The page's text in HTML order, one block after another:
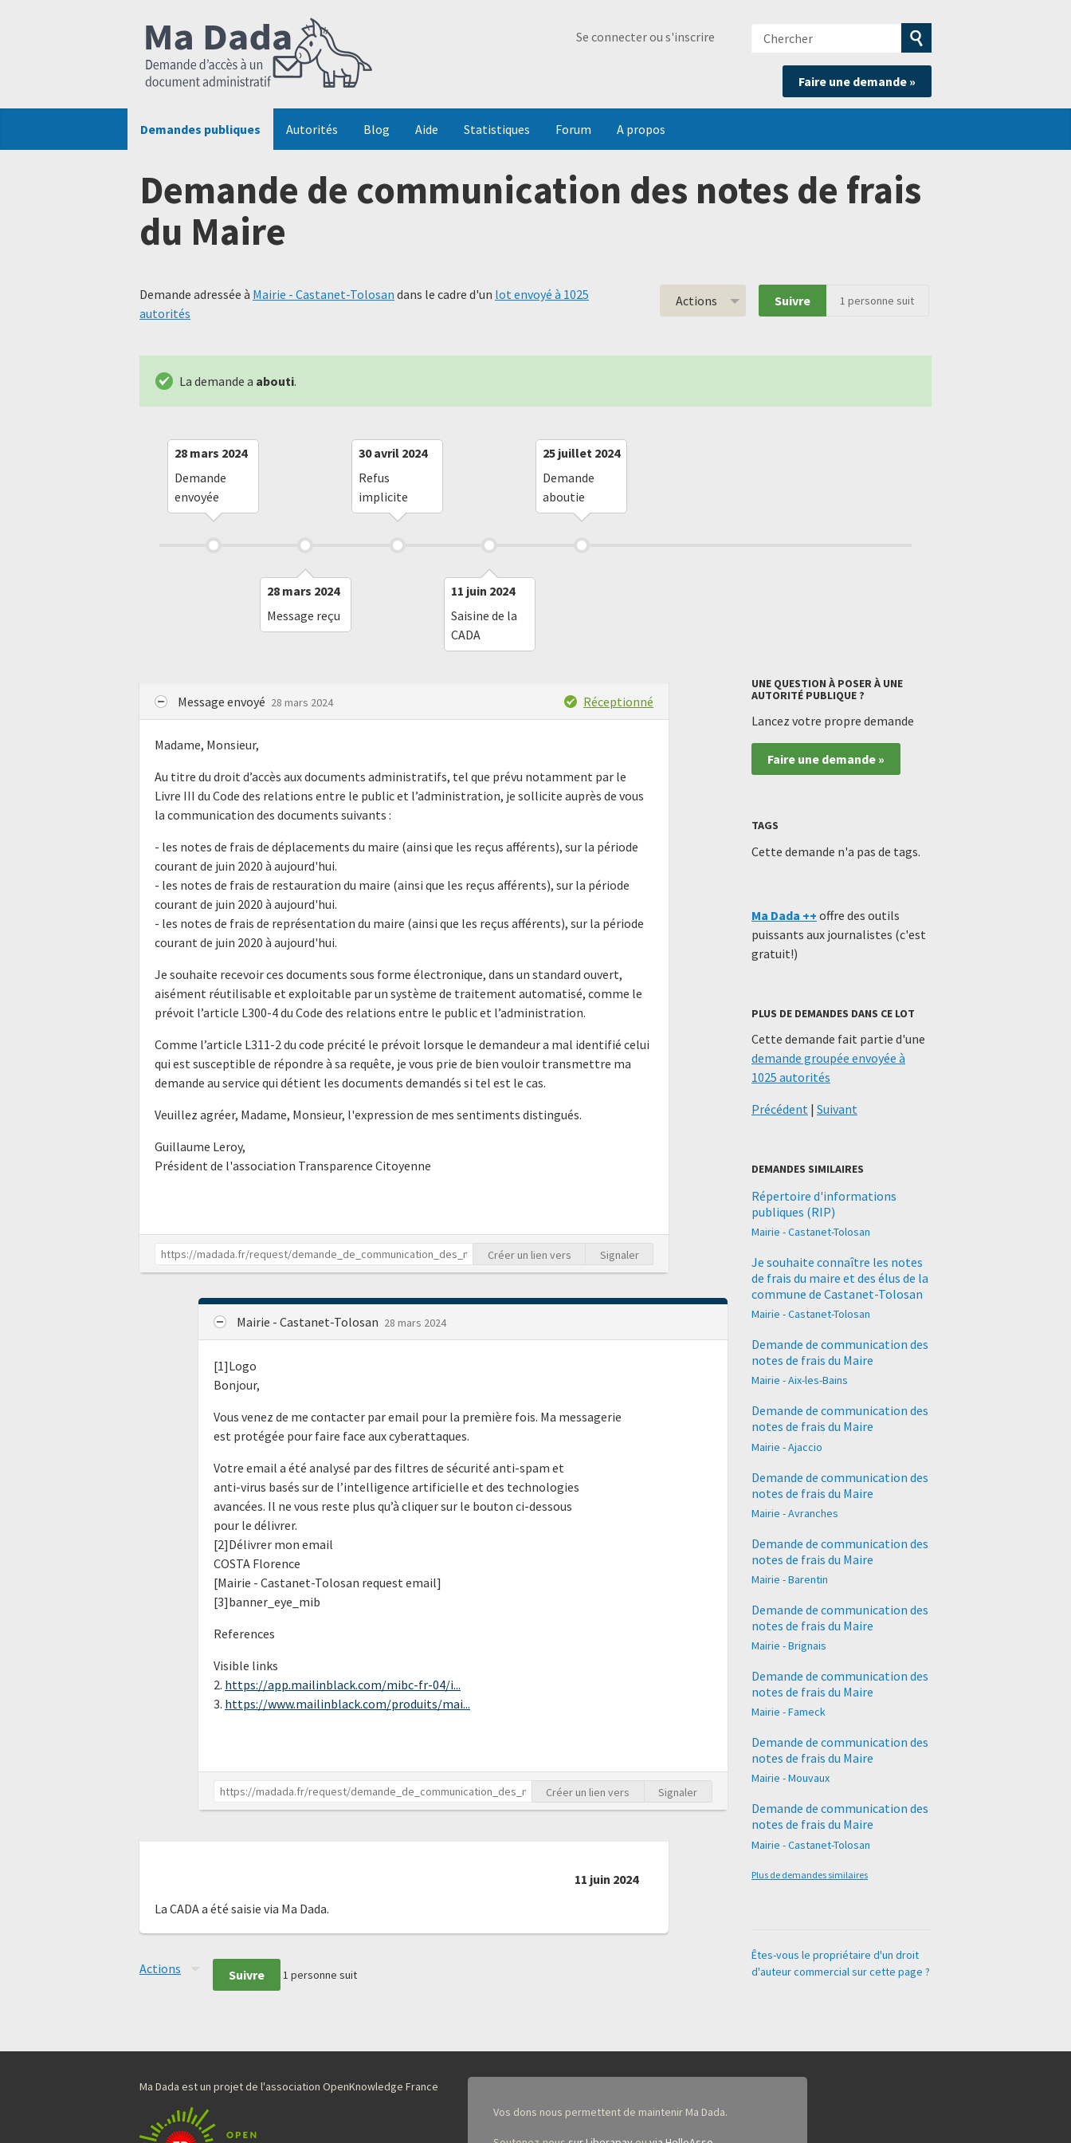
Se connecter ou s'inscrire
Chercher
Soumettre
la
recherche
Faire une demande »
Demandes publiques Autorités Blog Aide Statistiques Forum A propos
Demande de communication des notes de frais
du Maire
Demande adressée à Mairie - Castanet-Tolosan dans le cadre d'un lot envoyé à 1025
autorités
Actions Suivre 1 personne suit
La demande a abouti.
28 mars 2024
Demande
envoyée
28 mars 2024
Message reçu
30 avril 2024
Refus
implicite
11 juin 2024
Saisine de la
CADA
25 juillet 2024
Demande
aboutie
Message envoyé 28 mars 2024 Réceptionné
Madame, Monsieur,
Au titre du droit d’accès aux documents administratifs, tel que prévu notamment par le
Livre III du Code des relations entre le public et l’administration, je sollicite auprès de vous
la communication des documents suivants :
- les notes de frais de déplacements du maire (ainsi que les reçus afférents), sur la période
courant de juin 2020 à aujourd'hui.
- les notes de frais de restauration du maire (ainsi que les reçus afférents), sur la période
courant de juin 2020 à aujourd'hui.
- les notes de frais de représentation du maire (ainsi que les reçus afférents), sur la période
courant de juin 2020 à aujourd'hui.
Je souhaite recevoir ces documents sous forme électronique, dans un standard ouvert,
aisément réutilisable et exploitable par un système de traitement automatisé, comme le
prévoit l’article L300-4 du Code des relations entre le public et l’administration.
Comme l’article L311-2 du code précité le prévoit lorsque le demandeur a mal identifié celui
qui est susceptible de répondre à sa requête, je vous prie de bien vouloir transmettre ma
demande au service qui détient les documents demandés si tel est le cas.
Veuillez agréer, Madame, Monsieur, l'expression de mes sentiments distingués.
Guillaume Leroy,
Président de l'association Transparence Citoyenne
Créer un lien vers Signaler
Mairie - Castanet-Tolosan 28 mars 2024
[1]Logo
Bonjour,
Vous venez de me contacter par email pour la première fois. Ma messagerie
est protégée pour faire face aux cyberattaques.
Votre email a été analysé par des filtres de sécurité anti-spam et
anti-virus basés sur de l’intelligence artificielle et des technologies
avancées. Il ne vous reste plus qu’à cliquer sur le bouton ci-dessous
pour le délivrer.
[2]Délivrer mon email
COSTA Florence
[Mairie - Castanet-Tolosan request email]
[3]banner_eye_mib
References
Visible links
2. https://app.mailinblack.com/mibc-fr-04/i...
3. https://www.mailinblack.com/produits/mai...
Créer un lien vers Signaler
11 juin 2024
La CADA a été saisie via Ma Dada.
Actions Suivre 1 personne suit
UNE QUESTION À POSER À UNE
AUTORITÉ PUBLIQUE ?
Lancez votre propre demande
Faire une demande »
TAGS
Cette demande n'a pas de tags.
Ma Dada ++ offre des outils
puissants aux journalistes (c'est
gratuit!)
PLUS DE DEMANDES DANS CE LOT
Cette demande fait partie d'une
demande groupée envoyée à
1025 autorités
Précédent | Suivant
DEMANDES SIMILAIRES
Répertoire d'informations
publiques (RIP)
Mairie - Castanet-Tolosan
Je souhaite connaître les notes
de frais du maire et des élus de la
commune de Castanet-Tolosan
Mairie - Castanet-Tolosan
Demande de communication des
notes de frais du Maire
Mairie - Aix-les-Bains
Demande de communication des
notes de frais du Maire
Mairie - Ajaccio
Demande de communication des
notes de frais du Maire
Mairie - Avranches
Demande de communication des
notes de frais du Maire
Mairie - Barentin
Demande de communication des
notes de frais du Maire
Mairie - Brignais
Demande de communication des
notes de frais du Maire
Mairie - Fameck
Demande de communication des
notes de frais du Maire
Mairie - Mouvaux
Demande de communication des
notes de frais du Maire
Mairie - Castanet-Tolosan
Plus de demandes similaires
Êtes-vous le propriétaire d'un droit
d'auteur commercial sur cette page ?
Ma Dada est un projet de l'association OpenKnowledge France
Vos dons nous permettent de maintenir Ma Dada.